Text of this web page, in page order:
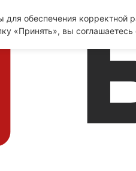
обеспечения корректной
«Принять», вы